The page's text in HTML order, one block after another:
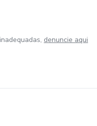
denuncie aqui